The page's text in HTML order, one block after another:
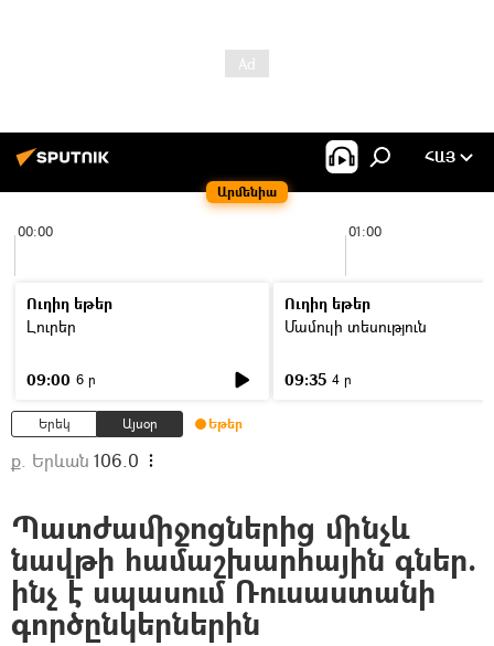
Արմենիա
ՀԱՅ
00:00 01:00
Ուղիղ եթեր
Լուրեր
09:00 6 ր
Ուղիղ եթեր
Մամուլի տեսություն
09:35 4 ր
Երեկ Այսօր Եթեր
ք. Երևան 106.0
Պատժամիջոցներից մինչև
նավթի համաշխարհային գներ.
ինչ է սպասում Ռուսաստանի
գործընկերներին